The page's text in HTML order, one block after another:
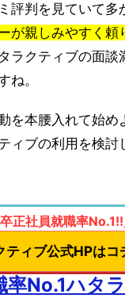
評判を見ていて多
が親しみやすく頼
ラクティブの面談
ね。
を本腰入れて始め
ィブの利用を検討
正社員就職率No.1!!
ティブ公式HPはコ
率No.1ハタ